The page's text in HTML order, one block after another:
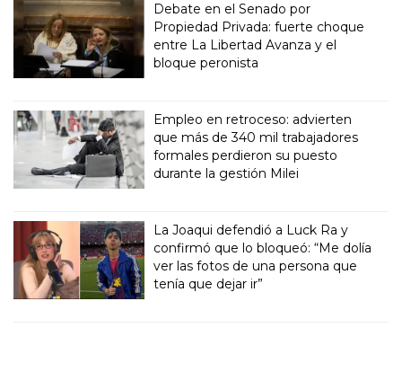
Debate en el Senado por
Propiedad Privada: fuerte choque
entre La Libertad Avanza y el
bloque peronista
Empleo en retroceso: advierten
que más de 340 mil trabajadores
formales perdieron su puesto
durante la gestión Milei
La Joaqui defendió a Luck Ra y
confirmó que lo bloqueó: “Me dolía
ver las fotos de una persona que
tenía que dejar ir”